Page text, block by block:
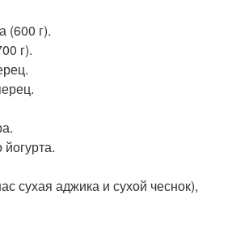
(600 г).
г).
йогурта.
сухая аджика и сухой чеснок),